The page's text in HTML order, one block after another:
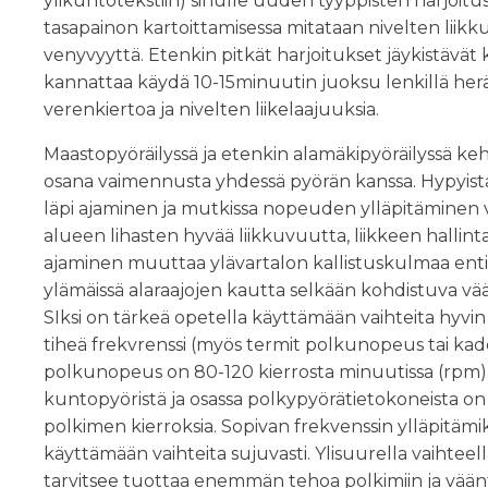
tasapainon kartoittamisessa mitataan nivelten
venyvyyttä. Etenkin pitkät harjoitukset jäykistävät
kannattaa käydä 10-15minuutin juoksu lenkillä
verenkiertoa ja nivelten liikelaajuuksia.
Maastopyöräilyssä ja etenkin alamäkipyöräilyssä
osana vaimennusta yhdessä pyörän kanssa.
läpi ajaminen ja mutkissa nopeuden
alueen lihasten hyvää liikkuvuutta, liikkeen
ajaminen muuttaa ylävartalon kallistuskulmaa
ylämäissä alaraajojen kautta selkään kohdistuva
SIksi on tärkeä opetella käyttämään vaihteita
tiheä frekvrenssi (myös termit polkunopeus tai
polkunopeus on 80-120 kierrosta minuutissa
kuntopyöristä ja osassa polkypyörätietokoneista
polkimen kierroksia. Sopivan frekvenssin
käyttämään vaihteita sujuvasti. Ylisuurella
tarvitsee tuottaa enemmän tehoa polkimiin ja